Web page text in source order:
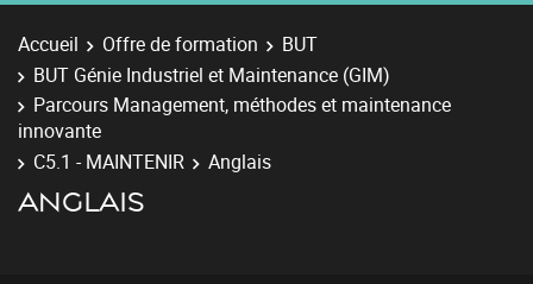
Accueil Offre de formation
BUT
BUT Génie Industriel et Maintenance (GIM)
Parcours Management, méthodes et maintenance
innovante
C5.1 - MAINTENIR
Anglais
ANGLAIS